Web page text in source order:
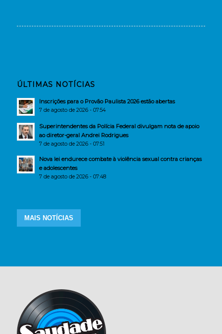
ÚLTIMAS NOTÍCIAS
Inscrições para o Provão Paulista 2026 estão abertas
7 de agosto de 2026 - 07:54
Superintendentes da Polícia Federal divulgam nota de apoio
ao diretor-geral Andrei Rodrigues
7 de agosto de 2026 - 07:51
Nova lei endurece combate à violência sexual contra crianças
e adolescentes
7 de agosto de 2026 - 07:48
MAIS NOTÍCIAS